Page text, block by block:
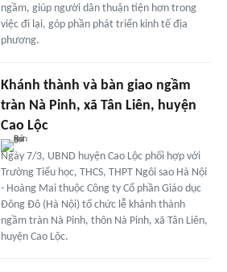
ngầm, giúp người dân thuận tiện hơn trong
việc đi lại, góp phần phát triển kinh tế địa
phương.
Khánh thành và bàn giao ngầm
tràn Nà Pinh, xã Tân Liên, huyện
Cao Lộc
Ngày 7/3, UBND huyện Cao Lộc phối hợp với
Trường Tiểu học, THCS, THPT Ngôi sao Hà Nội
- Hoàng Mai thuộc Công ty Cổ phần Giáo dục
Đông Đô (Hà Nội) tổ chức lễ khánh thành
ngầm tràn Nà Pinh, thôn Nà Pinh, xã Tân Liên,
huyện Cao Lộc.